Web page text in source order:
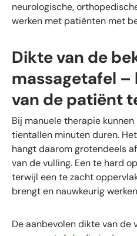
neurologische,
werken met patiënten met
Dikte van de
massagetafel
van de patiënt
Bij manuele therapie
tientallen minuten duren.
hangt daarom grotendeels
van de vulling. Een te hard
terwijl een te zacht
brengt en nauwkeurig
De aanbevolen dikte van de